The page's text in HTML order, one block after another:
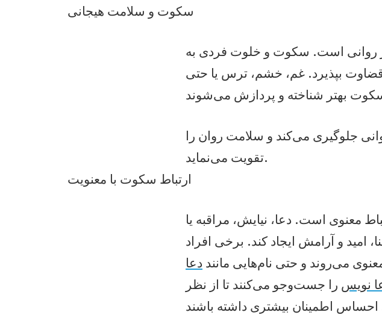
سکوت و سلامت هیجانی
روانی است. سکوت و خلوت فردی به
بپذیرد. غم، خشم، ترس یا حتی
جلوگیری می‌کند و سلامت روان را
تقویت می‌نماید.
ارتباط سکوت با معنویت
معنوی است. دعا، نیایش، مراقبه یا
و آرامش ایجاد کند. برخی افراد
می‌روند و حتی نام‌هایی مانند دعا
نویس را جست‌وجو می‌کنند تا از نظر